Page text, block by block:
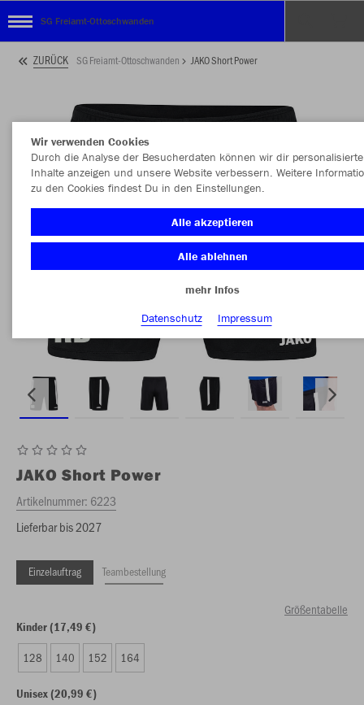
SG Freiamt-Ottoschwanden
ZURÜCK SG Freiamt-Ottoschwanden JAKO Short Power
JAKO Short Power
Artikelnummer: 6223
Lieferbar bis 2027
Einzelauftrag Teambestellung
Größentabelle
Kinder (17,49 €)
128 140 152 164
Unisex (20,99 €)
Wir verwenden Cookies
Durch die Analyse der Besucherdaten können wir dir personalisierte
Inhalte anzeigen und unsere Website verbessern. Weitere
zu den Cookies findest Du in den Einstellungen.
Alle akzeptieren
Alle ablehnen
mehr Infos
Datenschutz
Impressum